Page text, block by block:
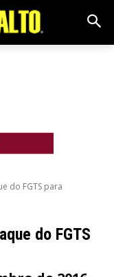
do FGTS para
do FGTS